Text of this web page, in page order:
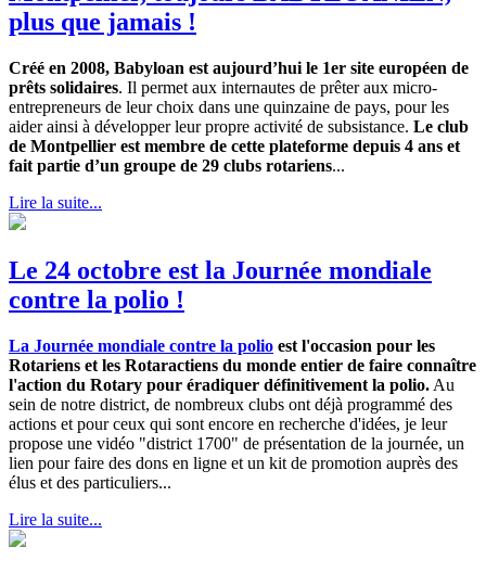
plus que jamais !
Créé en 2008, Babyloan est aujourd’hui le 1er site européen de
prêts solidaires. Il permet aux internautes de prêter aux micro-
entrepreneurs de leur choix dans une quinzaine de pays, pour les
aider ainsi à développer leur propre activité de subsistance. Le club
de Montpellier est membre de cette plateforme depuis 4 ans et
fait partie d’un groupe de 29 clubs rotariens...
Lire la suite...
Le 24 octobre est la Journée mondiale
contre la polio !
La Journée mondiale contre la polio est l'occasion pour les
Rotariens et les Rotaractiens du monde entier de faire connaître
l'action du Rotary pour éradiquer définitivement la polio. Au
sein de notre district, de nombreux clubs ont déjà programmé des
actions et pour ceux qui sont encore en recherche d'idées, je leur
propose une vidéo "district 1700" de présentation de la journée, un
lien pour faire des dons en ligne et un kit de promotion auprès des
élus et des particuliers...
Lire la suite...